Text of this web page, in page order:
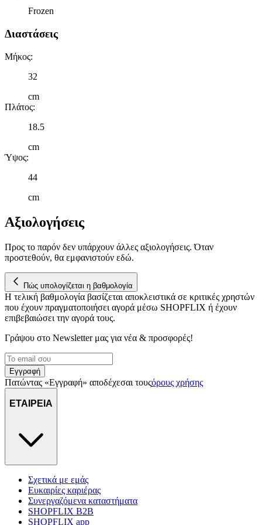
την προβολή εξατομικευμένων διαφημίσεων και περιεχομένου, τις
εικόνα του κοινού μας και την ανάπτυξη προϊόντων. Επίσης,
τοποθεσίας μας στους συνεργάτες μέσων κοινωνικής δικτύωσης,
Frozen
Διαστάσεις
Μήκος:
32
cm
Πλάτος:
18.5
cm
Ύψος:
44
cm
Αξιολογήσεις
Προς το παρόν δεν υπάρχουν άλλες αξιολογήσεις. Όταν
προστεθούν, θα εμφανιστούν εδώ.
Πώς υπολογίζεται η βαθμολογία
Η τελική βαθμολογία βασίζεται αποκλειστικά σε κριτικές χρηστών
που έχουν πραγματοποιήσει αγορά μέσω SHOPFLIX ή έχουν
επιβεβαιώσει την αγορά τους.
Γράψου στο Νewsletter μας για νέα & προσφορές!
Εγγραφή
Πατώντας «Εγγραφή» αποδέχεσαι τουςόρους χρήσης
ΕΤΑΙΡΕΙΑ
Σχετικά με εμάς
Ευκαιρίες καριέρας
Συνεργαζόμενα καταστήματα
SHOPFLIX B2B
SHOPFLIX app